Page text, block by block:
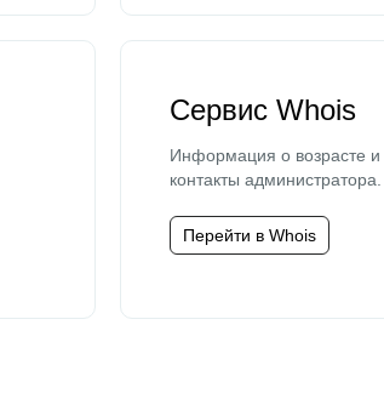
Сервис Whois
Информация о возрасте и
контакты администратора.
Перейти в Whois